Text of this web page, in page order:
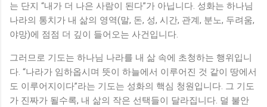
는 단지 “내가 더 나은 사람이 된다”가 아닙니다. 성화는 하나님
나라의 통치가 내 삶의 영역(말, 돈, 성, 시간, 관계, 분노, 두려움,
야망)에 점점 더 깊이 들어오는 사건입니다.
그러므로 기도는 하나님 나라를 내 삶 속에 초청하는 행위입니
다. “나라가 임하옵시며 뜻이 하늘에서 이루어진 것 같이 땅에서
도 이루어지이다”라는 기도는 성화의 핵심 청원입니다. 그 기도
가 진짜가 될수록, 내 삶의 작은 선택들이 달라집니다. 덜 불안